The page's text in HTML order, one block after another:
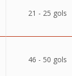
21 - 25 gols
46 - 50 gols